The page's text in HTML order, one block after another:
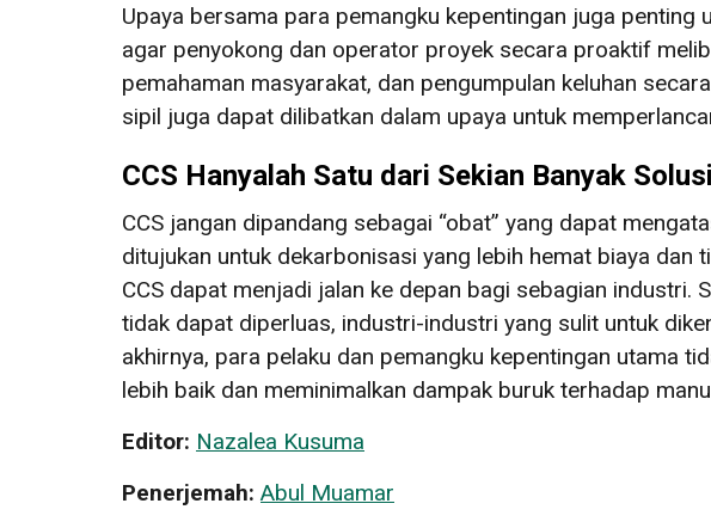
Upaya bersama para pemangku kepentingan juga penting
agar penyokong dan operator proyek secara proaktif
pemahaman masyarakat, dan pengumpulan keluhan
sipil juga dapat dilibatkan dalam upaya untuk
CCS Hanyalah Satu dari Sekian Banyak Solusi
CCS jangan dipandang sebagai “obat” yang dapat
ditujukan untuk dekarbonisasi yang lebih hemat biaya dan
CCS dapat menjadi jalan ke depan bagi sebagian
tidak dapat diperluas, industri-industri yang sulit untuk
akhirnya, para pelaku dan pemangku kepentingan utama
lebih baik dan meminimalkan dampak buruk terhadap
Editor: Nazalea Kusuma
Penerjemah: Abul Muamar